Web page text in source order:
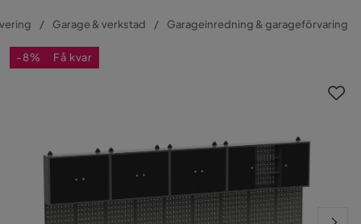
Garage & verkstad Garageinredning & garageförvaring
-8% Få kvar